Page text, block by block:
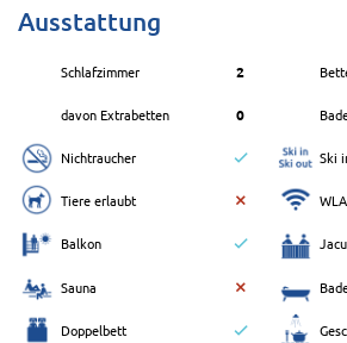
Ausstattung
Schlafzimmer 2
davon Extrabetten 0
Nichtraucher Ski
Tiere erlaubt
Balkon
Sauna
Doppelbett